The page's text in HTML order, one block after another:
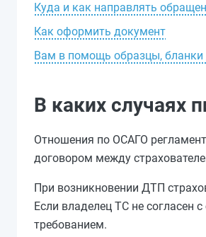
Куда и как направлять
Как оформить документ
Вам в помощь образцы, бланки
В каких случаях
Отношения по ОСАГО
договором между
При возникновении ДТП
Если владелец ТС не согласен
требованием.